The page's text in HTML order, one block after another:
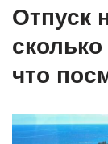
Отпуск
что